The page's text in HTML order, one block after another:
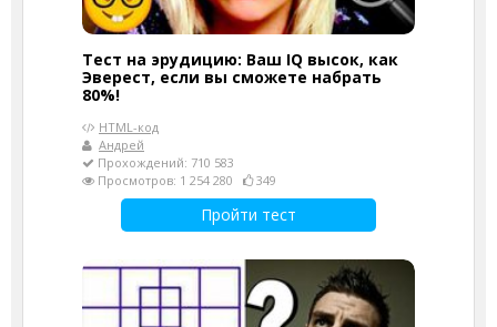
Тест на эрудицию: Ваш IQ высок, как
Эверест, если вы сможете набрать
80%!
HTML-код
Андрей
Прохождений: 710 583
Просмотров: 1 254 280
349
Пройти тест